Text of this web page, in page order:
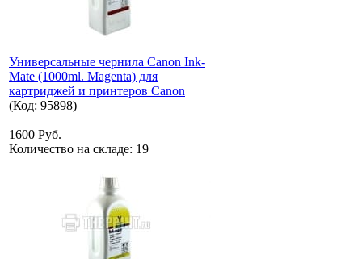
Универсальные чернила Canon Ink-
Mate (1000ml. Magenta) для
картриджей и принтеров Canon
(Код: 95898)
1600 Руб.
Количество на складе: 19